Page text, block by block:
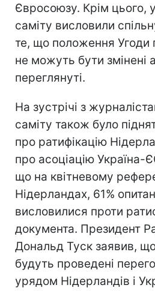
Євросоюзу. Крім цього,
саміту висловили
те, що положення Угоди
не можуть бути змінені
переглянуті.
На зустрічі з
саміту також було
про ратифікацію
про асоціацію Україна-
що на квітневому
Нідерландах, 61%
висловилися проти
документа. Президент
Дональд Туск заявив,
будуть проведені
урядом Нідерландів і